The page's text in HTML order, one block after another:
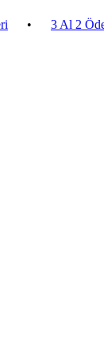
3 Al 2 Öde •